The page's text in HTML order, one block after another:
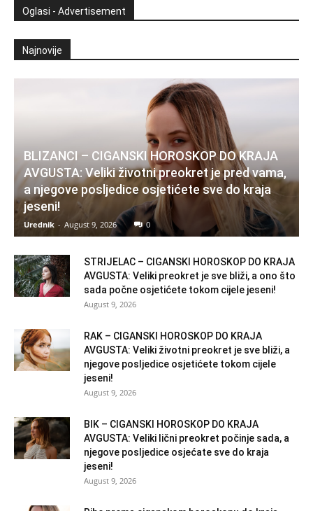
Oglasi - Advertisement
Najnovije
BLIZANCI – CIGANSKI HOROSKOP DO KRAJA
AVGUSTA: Veliki životni preokret je pred vama,
a njegove posljedice osjetićete sve do kraja
jeseni!
Urednik - August 9, 2026 0
STRIJELAC – CIGANSKI HOROSKOP DO KRAJA
AVGUSTA: Veliki preokret je sve bliži, a ono što
sada počne osjetićete tokom cijele jeseni!
August 9, 2026
RAK – CIGANSKI HOROSKOP DO KRAJA
AVGUSTA: Veliki životni preokret je sve bliži, a
njegove posljedice osjetićete tokom cijele
jeseni!
August 9, 2026
BIK – CIGANSKI HOROSKOP DO KRAJA
AVGUSTA: Veliki lični preokret počinje sada, a
njegove posljedice osjećate sve do kraja
jeseni!
August 9, 2026